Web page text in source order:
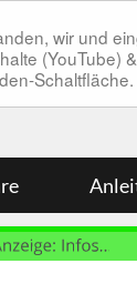
wir und
(YouTube)
Schaltfläche.